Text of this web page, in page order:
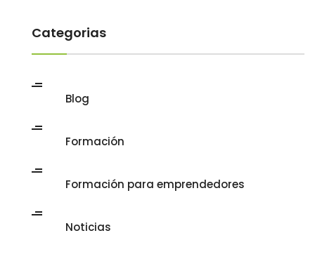
Categorias
Blog
Formación
Formación para emprendedores
Noticias